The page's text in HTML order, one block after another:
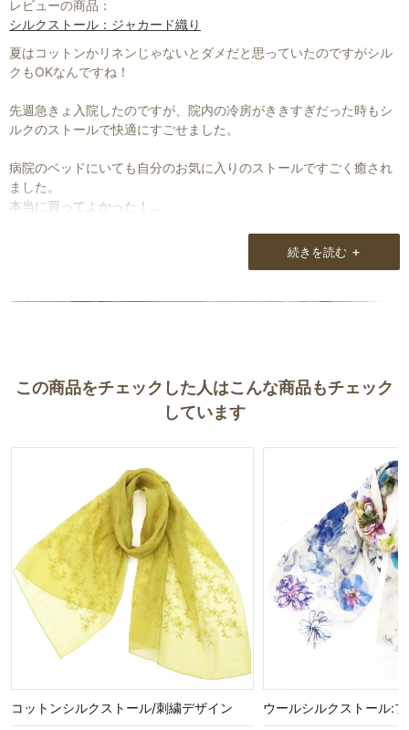
レビューの商品：
シルクストール：ジャカード織り
夏はコットンかリネンじゃないとダメだと思っていたのですがシル
クもOKなんですね！
先週急きょ入院したのですが、院内の冷房がききすぎだった時もシ
ルクのストールで快適にすごせました。
病院のベッドにいても自分のお気に入りのストールですごく癒され
ました。
本当に買ってよかった！
続きを読む +
この商品をチェックした人はこんな商品もチェック
しています
コットンシルクストール/刺繍デザイン ウールシルクストール: